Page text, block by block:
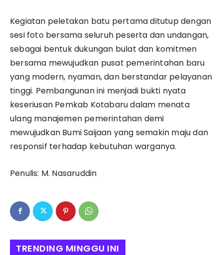
Kegiatan peletakan batu pertama ditutup dengan
sesi foto bersama seluruh peserta dan undangan,
sebagai bentuk dukungan bulat dan komitmen
bersama mewujudkan pusat pemerintahan baru
yang modern, nyaman, dan berstandar pelayanan
tinggi. Pembangunan ini menjadi bukti nyata
keseriusan Pemkab Kotabaru dalam menata
ulang manajemen pemerintahan demi
mewujudkan Bumi Saijaan yang semakin maju dan
responsif terhadap kebutuhan warganya.
Penulis: M. Nasaruddin
TRENDING MINGGU INI